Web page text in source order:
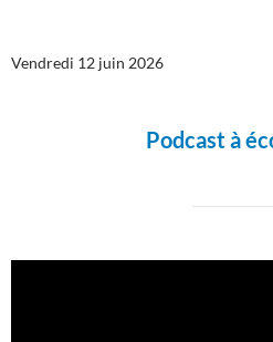
Vendredi 12 juin 2026
Podcast à